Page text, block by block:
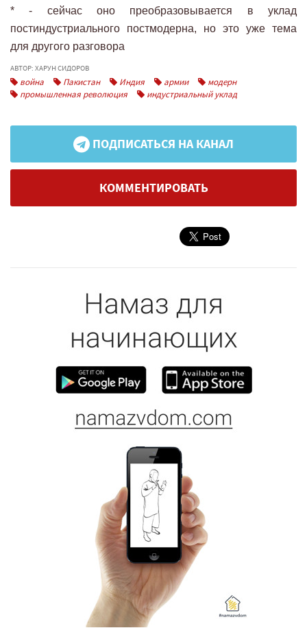
* - сейчас оно преобразовывается в уклад
постиндустриального постмодерна, но это уже тема
для другого разговора
АВТОР: ХАРУН СИДОРОВ
война Пакистан Индия армии
модерн
промышленная революция
индустриальный уклад
ПОДПИСАТЬСЯ НА КАНАЛ
КОММЕНТИРОВАТЬ